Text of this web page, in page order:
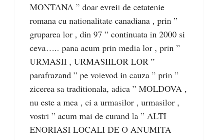
MONTANA ” doar evreii de cetatenie
romana cu nationalitate canadiana , prin ”
gruparea lor , din 97 ” continuata in 2000 si
ceva….. pana acum prin media lor , prin ”
URMASII , URMASIILOR LOR ”
parafrazand ” pe voievod in cauza ” prin ”
zicerea sa traditionala, adica ” MOLDOVA ,
nu este a mea , ci a urmasilor , urmasilor ,
vostri ” acum mai de curand la ” ALTI
ENORIASI LOCALI DE O ANUMITA